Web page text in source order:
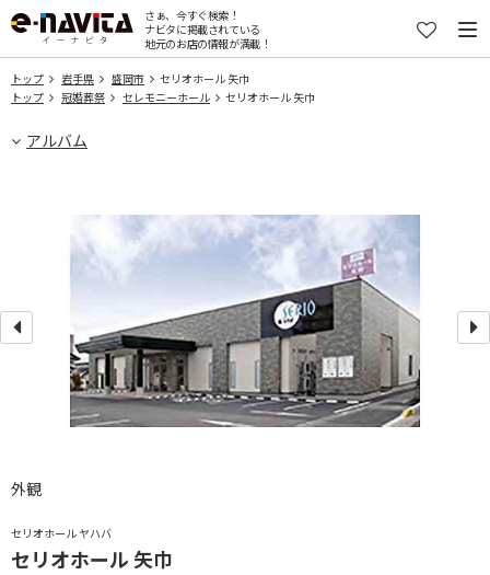
さぁ、今すぐ検索！
ナビタに掲載されている
地元のお店の情報が満載！
トップ 岩手県 盛岡市
セリオホール 矢巾
トップ
冠婚葬祭 セレモニーホール セリオホール 矢巾
アルバム
セリオホール ヤハバ
セリオホール 矢巾
外観